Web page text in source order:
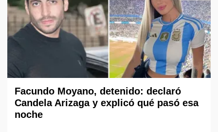
Facundo Moyano, detenido: declaró
Candela Arizaga y explicó qué pasó esa
noche